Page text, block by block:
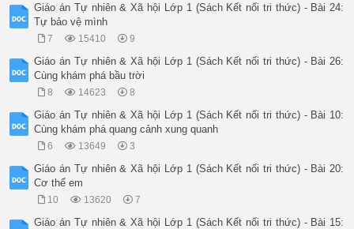
Giáo án Tự nhiên & Xã hội Lớp 1 (Sách Kết nối tri thức) - Bài 24:
Tự bảo vệ mình
7 15410 9
Giáo án Tự nhiên & Xã hội Lớp 1 (Sách Kết nối tri thức) - Bài 26:
Cùng khám phá bầu trời
8 14623 8
Giáo án Tự nhiên & Xã hội Lớp 1 (Sách Kết nối tri thức) - Bài 10:
Cùng khám phá quang cảnh xung quanh
6 13649 3
Giáo án Tự nhiên & Xã hội Lớp 1 (Sách Kết nối tri thức) - Bài 20:
Cơ thể em
10 13620 7
Giáo án Tự nhiên & Xã hội Lớp 1 (Sách Kết nối tri thức) - Bài 15: